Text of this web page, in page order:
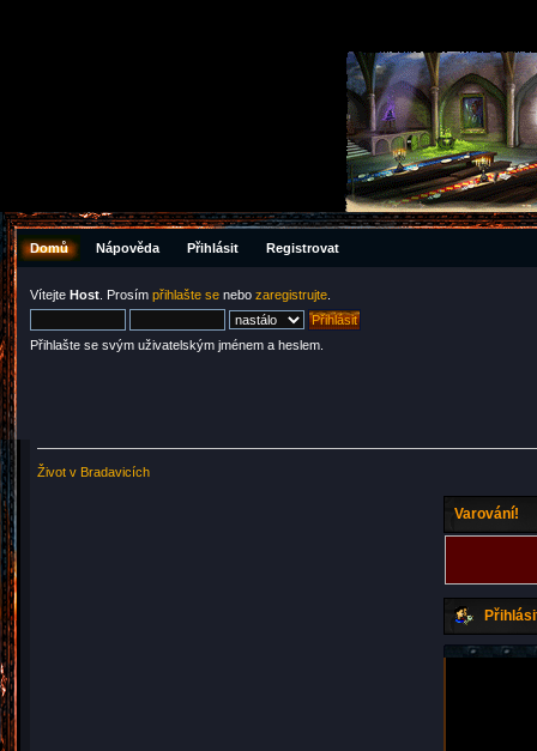
Domů Nápověda Přihlásit Registrovat
Vítejte Host . Prosím přihlašte se nebo zaregistrujte
Přihlašte se svým uživatelským jménem a heslem.
Život v Bradavicích
Varování!